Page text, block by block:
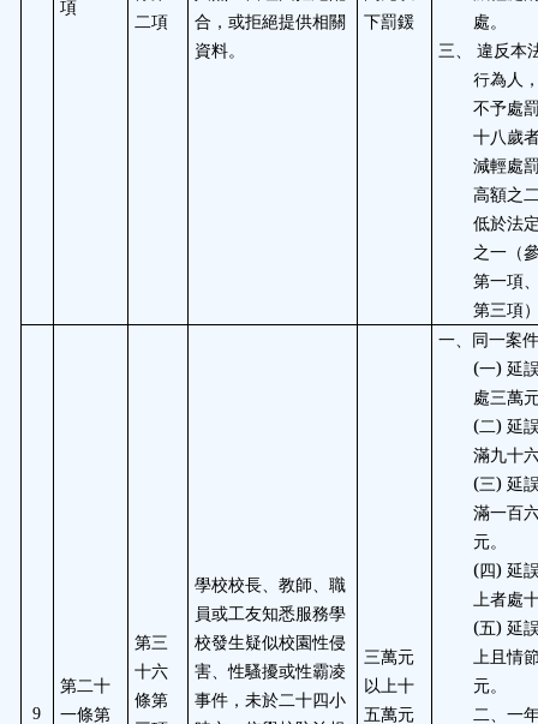
項
二項
合，或拒絕提供相關
資料。
下罰鍰
處。
三、
違反本
行為人
不予處
十八歲
減輕處
高額之
低於法
之一（
第一項
第三項
9
第二十
一條第
第三
十六
條第
學校校長、教師、職
員或工友知悉服務學
校發生疑似校園性侵
害、性騷擾或性霸凌
事件，未於二十四小
三萬元
以上十
五萬元
一、同一案
(一) 延
處三萬
(二) 延
滿九十
(三) 延
滿一百
元。
(四) 延
上者處
(五) 延
上且情
元。
二、一